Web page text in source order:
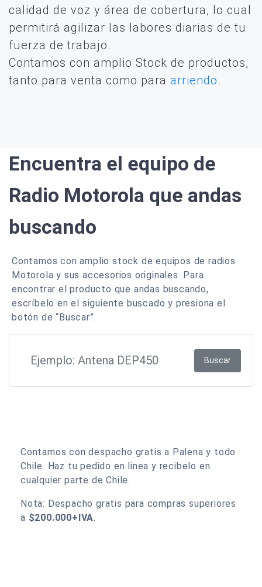
calidad de voz y área de cobertura, lo cual
permitirá agilizar las labores diarias de tu
fuerza de trabajo.
Contamos con amplio Stock de productos,
tanto para venta como para arriendo.
Encuentra el equipo de
Radio Motorola que andas
buscando
Contamos con amplio stock de equipos de radios
Motorola y sus accesorios originales. Para
encontrar el producto que andas buscando,
escríbelo en el siguiente buscado y presiona el
botón de “Buscar”.
Buscar
Contamos con despacho gratis a Palena y todo
Chile. Haz tu pedido en linea y recibelo en
cualquier parte de Chile.
Nota: Despacho gratis para compras superiores
a $200.000+IVA.